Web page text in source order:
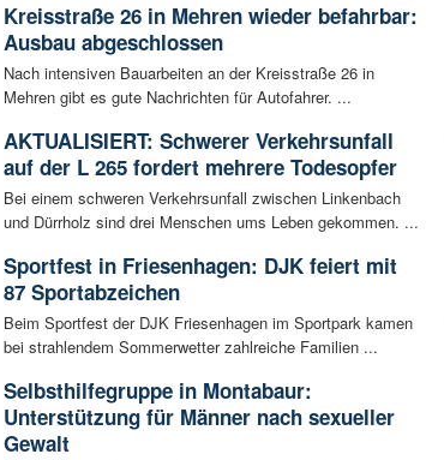
Kreisstraße 26 in Mehren wieder befahrbar:
Ausbau abgeschlossen
Nach intensiven Bauarbeiten an der Kreisstraße 26 in
Mehren gibt es gute Nachrichten für Autofahrer. ...
AKTUALISIERT: Schwerer Verkehrsunfall
auf der L 265 fordert mehrere Todesopfer
Bei einem schweren Verkehrsunfall zwischen Linkenbach
und Dürrholz sind drei Menschen ums Leben gekommen. ...
Sportfest in Friesenhagen: DJK feiert mit
87 Sportabzeichen
Beim Sportfest der DJK Friesenhagen im Sportpark kamen
bei strahlendem Sommerwetter zahlreiche Familien ...
Selbsthilfegruppe in Montabaur:
Unterstützung für Männer nach sexueller
Gewalt